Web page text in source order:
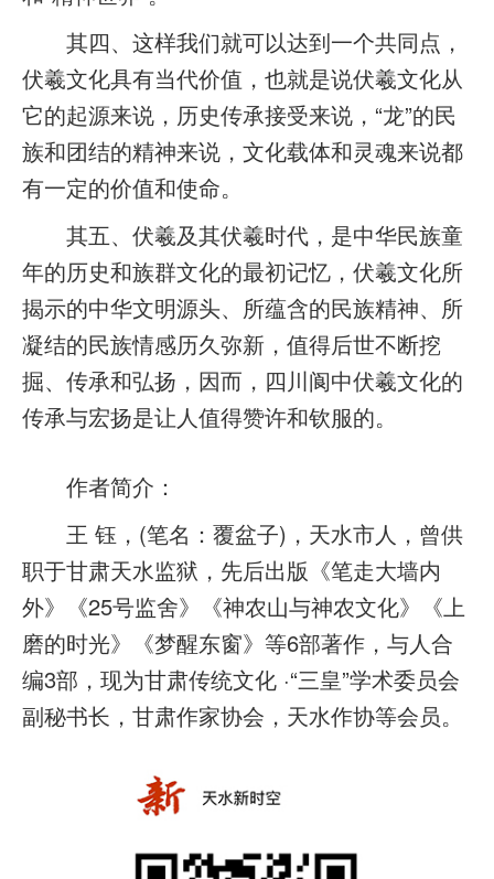
其四、这样我们就可以达到一个共同点，
伏羲文化具有当代价值，也就是说伏羲文化从
它的起源来说，历史传承接受来说，“龙”的民
族和团结的精神来说，文化载体和灵魂来说都
有一定的价值和使命。
其五、伏羲及其伏羲时代，是中华民族童
年的历史和族群文化的最初记忆，伏羲文化所
揭示的中华文明源头、所蕴含的民族精神、所
凝结的民族情感历久弥新，值得后世不断挖
掘、传承和弘扬，因而，四川阆中伏羲文化的
传承与宏扬是让人值得赞许和钦服的。
作者简介：
王 钰，(笔名：覆盆子)，天水市人，曾供
职于甘肃天水监狱，先后出版《笔走大墙内
外》《25号监舍》《神农山与神农文化》《上
磨的时光》《梦醒东窗》等6部著作，与人合
编3部，现为甘肃传统文化 ·“三皇”学术委员会
副秘书长，甘肃作家协会，天水作协等会员。